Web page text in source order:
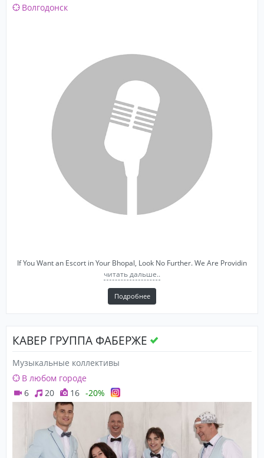
Волгодонск
If You Want an Escort in Your Bhopal, Look No Further. We Are Providin
читать дальше..
Подробнее
КАВЕР ГРУППА ФАБЕРЖЕ
Музыкальные коллективы
В любом городе
6
20 16 -20%